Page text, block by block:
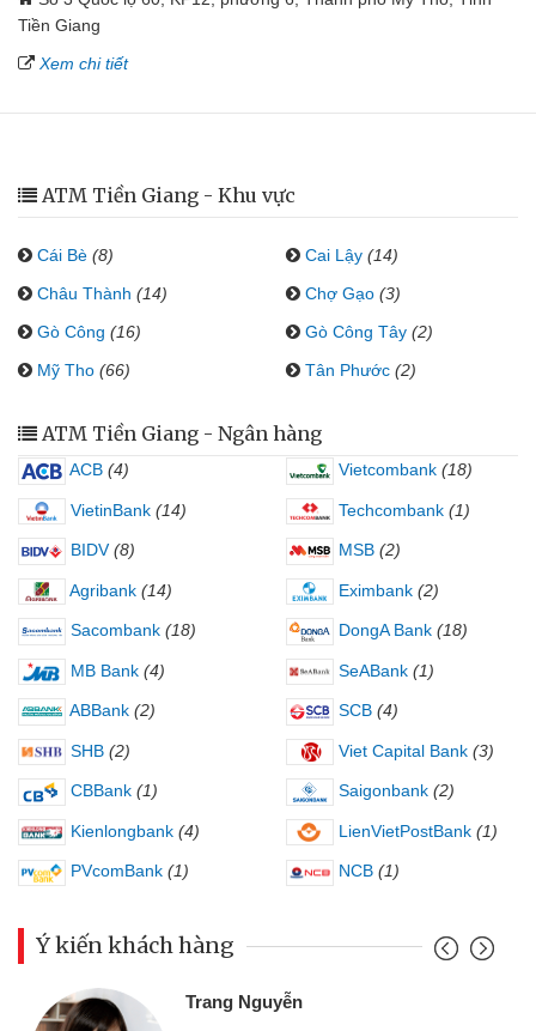
Tiền Giang
Xem chi tiết
ATM Tiền Giang - Khu vực
Cái Bè (8) Cai Lậy (14)
Châu Thành (14) Chợ Gạo (3)
Gò Công (16) Gò Công Tây (2)
Mỹ Tho (66) Tân Phước (2)
ATM Tiền Giang - Ngân hàng
ACB (4) Vietcombank (18)
VietinBank (14) Techcombank (1)
BIDV (8) MSB (2)
Agribank (14) Eximbank (2)
Sacombank (18) DongA Bank (18)
MB Bank (4) SeABank (1)
ABBank (2) SCB (4)
SHB (2) Viet Capital Bank (3)
CBBank (1) Saigonbank (2)
Kienlongbank (4) LienVietPostBank (1)
PVcomBank (1) NCB (1)
Ý kiến khách hàng
Trang Nguyễn